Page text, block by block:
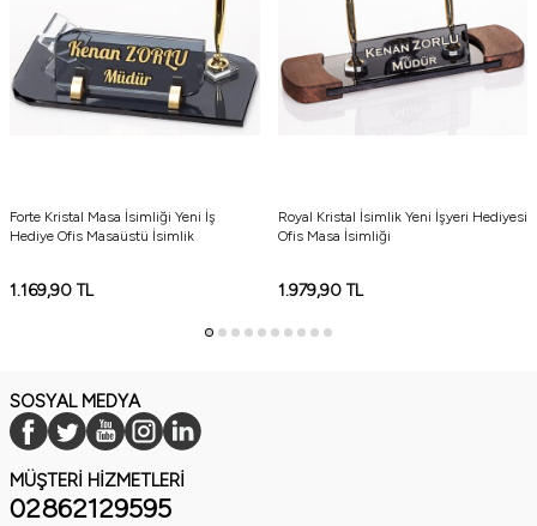
Forte Kristal Masa İsimliği Yeni İş
Hediye Ofis Masaüstü İsimlik
1.169,90 TL
Royal Kristal İsimlik Yeni İşyeri Hediyesi
Ofis Masa İsimliği
1.979,90TL
SOSYAL MEDYA
MÜŞTERI HIZMETLERI
02862129595